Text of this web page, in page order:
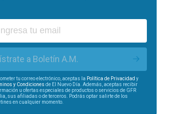
a Boletín A.M.
tu correo electrónico, aceptas la Política de Privacidad y
y Condiciones de El Nuevo Día. Además, aceptas recibir
u ofertas especiales de productos o servicios de GFR
sus afiliadas o de terceros. Podrás optar salirte de los
en cualquier momento.